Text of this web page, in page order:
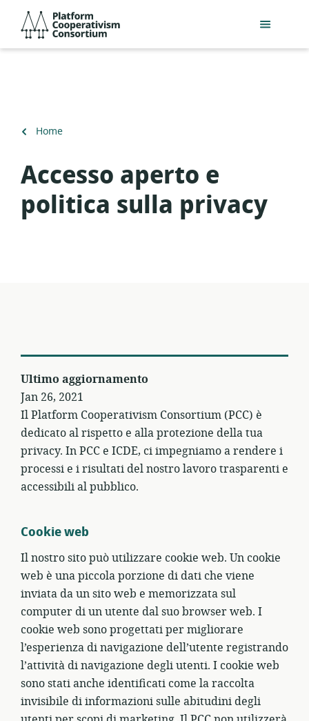
contenuto
Consortium
Torna
Home
Accesso aperto e
politica sulla privacy
Ultimo aggiornamento
Jan 26, 2021
Il Platform Cooperativism Consortium (PCC) è
dedicato al rispetto e alla protezione della tua
privacy. In PCC e ICDE, ci impegniamo a rendere i
processi e i risultati del nostro lavoro trasparenti e
accessibili al pubblico.
Cookie web
Il nostro sito può utilizzare cookie web. Un cookie
web è una piccola porzione di dati che viene
inviata da un sito web e memorizzata sul
computer di un utente dal suo browser web. I
cookie web sono progettati per migliorare
l’esperienza di navigazione dell’utente registrando
l’attività di navigazione degli utenti. I cookie web
sono stati anche identificati come la raccolta
invisibile di informazioni sulle abitudini degli